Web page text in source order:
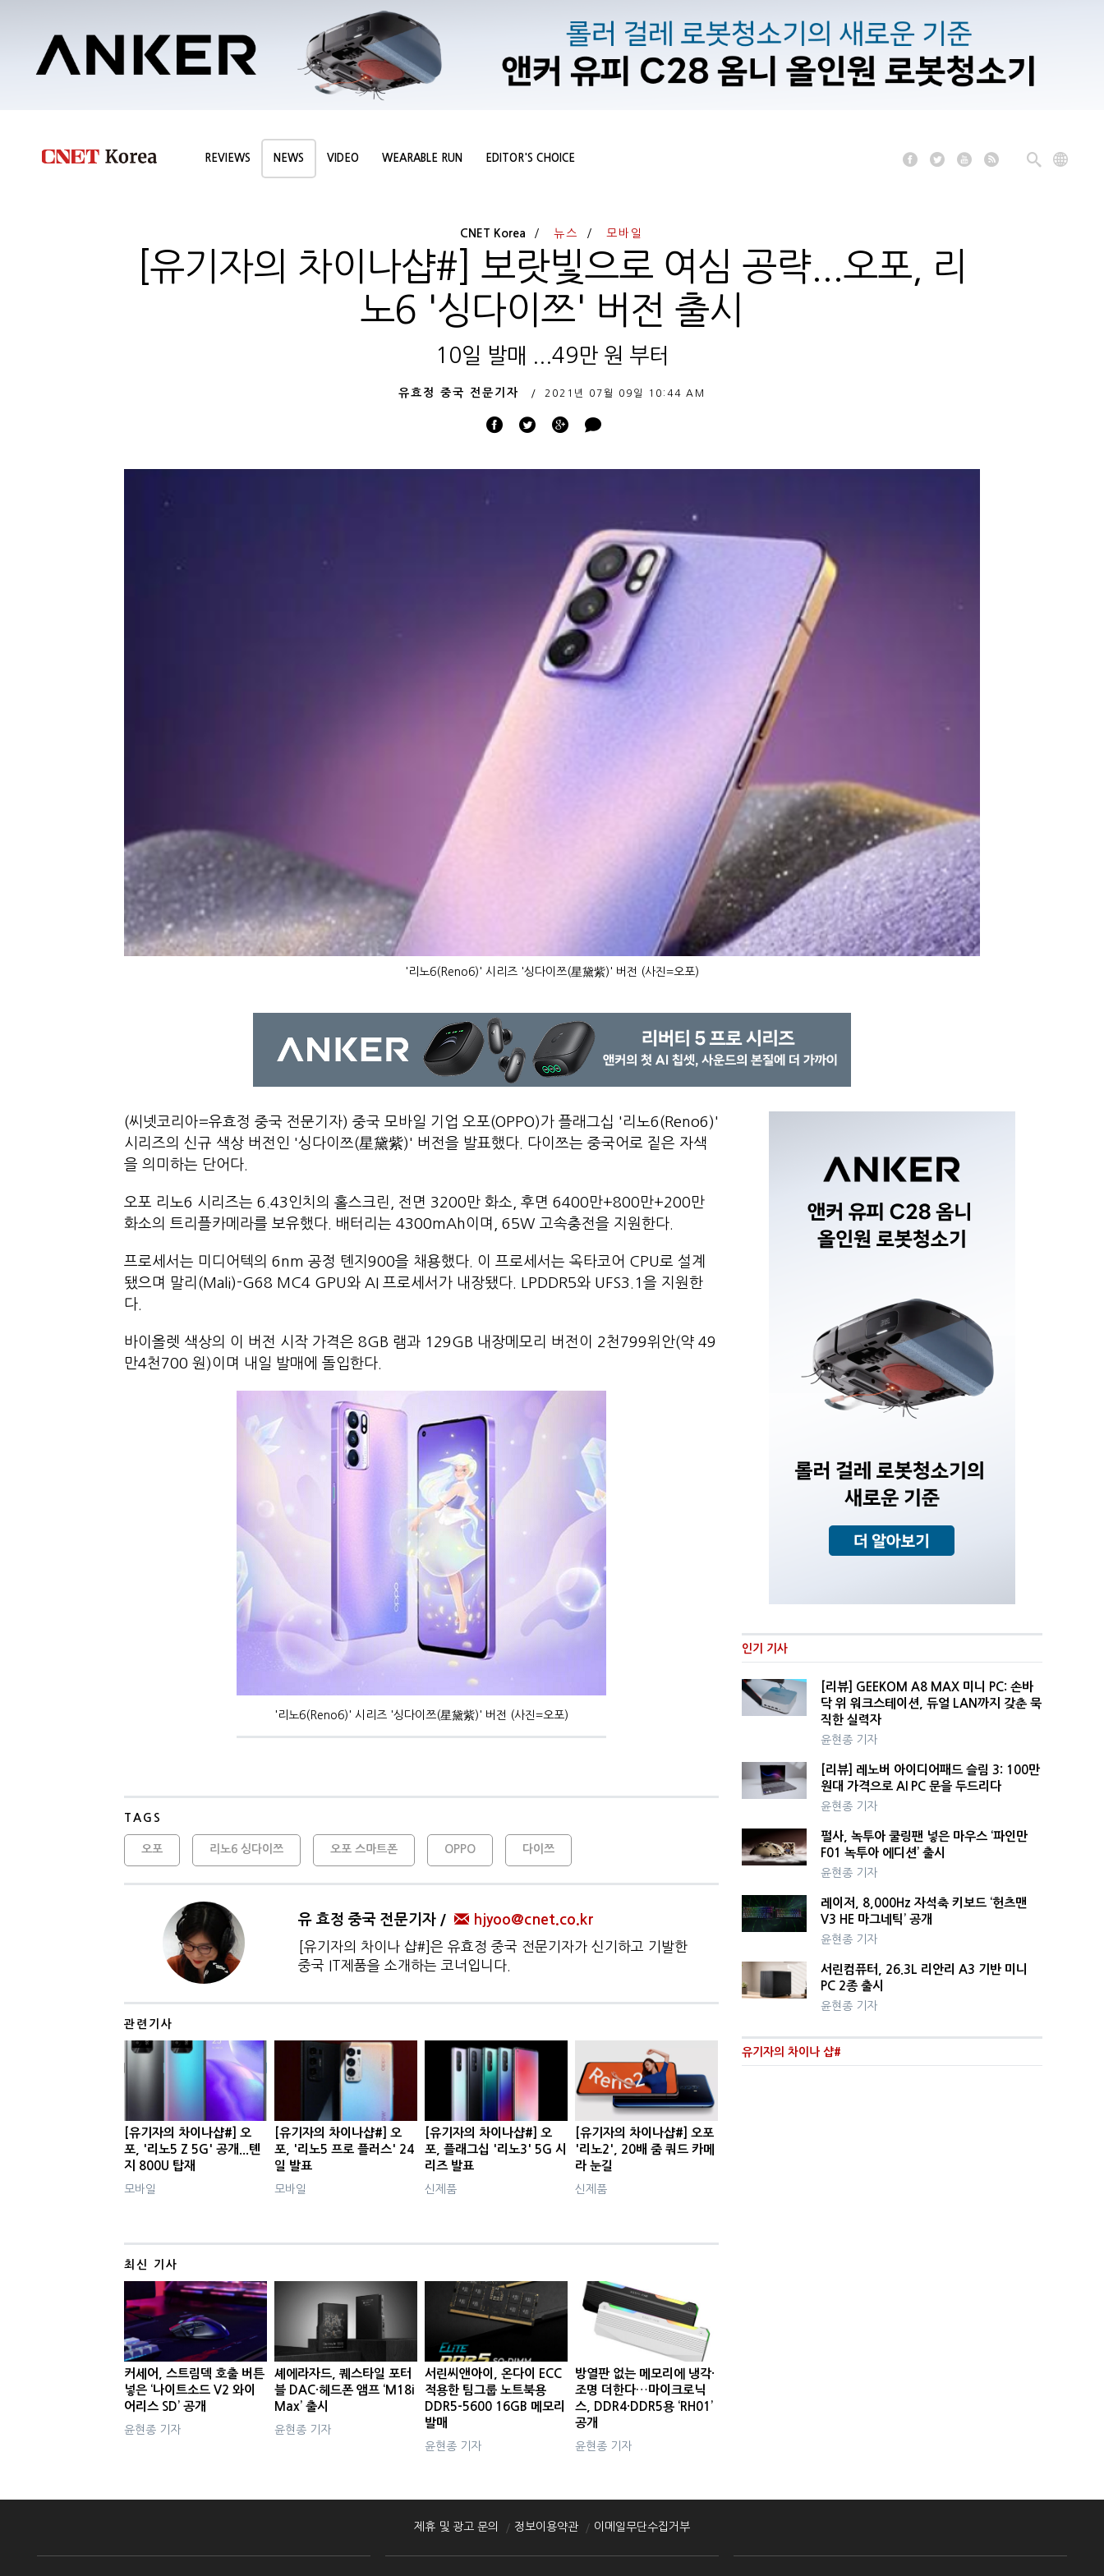
REVIEWS NEWS VIDEO WEARABLE RUN EDITOR'S CHOICE
CNET Korea 뉴스 모바일
[유기자의 차이나샵#] 보랏빛으로 여심 공략...오포, 리
노6 '싱다이쯔' 버전 출시
10일 발매 ...49만 원 부터
유효정 중국 전문기자 2021년 07월 09일 10:44 AM
'리노6(Reno6)' 시리즈 '싱다이쯔(星黛紫)' 버전 (사진=오포)
(씨넷코리아=유효정 중국 전문기자) 중국 모바일 기업 오포(OPPO)가 플래그십 '리노6(Reno6)'
시리즈의 신규 색상 버전인 '싱다이쯔(星黛紫)' 버전을 발표했다. 다이쯔는 중국어로 짙은 자색
을 의미하는 단어다.
오포 리노6 시리즈는 6.43인치의 홀스크린, 전면 3200만 화소, 후면 6400만+800만+200만
화소의 트리플카메라를 보유했다. 배터리는 4300mAh이며, 65W 고속충전을 지원한다.
프로세서는 미디어텍의 6nm 공정 톈지900을 채용했다. 이 프로세서는 옥타코어 CPU로 설계
됐으며 말리(Mali)-G68 MC4 GPU와 AI 프로세서가 내장됐다. LPDDR5와 UFS3.1을 지원한
다.
바이올렛 색상의 이 버전 시작 가격은 8GB 램과 129GB 내장메모리 버전이 2천799위안(약 49
만4천700 원)이며 내일 발매에 돌입한다.
'리노6(Reno6)' 시리즈 '싱다이쯔(星黛紫)' 버전 (사진=오포)
TAGS
오포 리노6 싱다이쯔 오포 스마트폰 OPPO 다이쯔
유 효정 중국 전문기자 hjyoo@cnet.co.kr
[유기자의 차이나 샵#]은 유효정 중국 전문기자가 신기하고 기발한
중국 IT제품을 소개하는 코너입니다.
관련기사
[유기자의 차이나샵#] 오
포, '리노5 Z 5G' 공개...톈
지 800U 탑재
모바일
[유기자의 차이나샵#] 오
포, '리노5 프로 플러스' 24
일 발표
모바일
[유기자의 차이나샵#] 오
포, 플래그십 '리노3' 5G 시
리즈 발표
신제품
[유기자의 차이나샵#] 오포
'리노2', 20배 줌 쿼드 카메
라 눈길
신제품
최신 기사
커세어, 스트림덱 호출 버튼
넣은 ‘나이트소드 V2 와이
어리스 SD’ 공개
윤현종 기자
셰에라자드, 퀘스타일 포터
블 DAC·헤드폰 앰프 ‘M18i
Max’ 출시
윤현종 기자
서린씨앤아이, 온다이 ECC
적용한 팀그룹 노트북용
DDR5-5600 16GB 메모리
발매
윤현종 기자
방열판 없는 메모리에 냉각·
조명 더한다…마이크로닉
스, DDR4·DDR5용 ‘RH01’
공개
윤현종 기자
인기 기사
[리뷰] GEEKOM A8 MAX 미니 PC: 손바
닥 위 워크스테이션, 듀얼 LAN까지 갖춘 묵
직한 실력자
윤현종 기자
[리뷰] 레노버 아이디어패드 슬림 3: 100만
원대 가격으로 AI PC 문을 두드리다
윤현종 기자
펄사, 녹투아 쿨링팬 넣은 마우스 ‘파인만
F01 녹투아 에디션’ 출시
윤현종 기자
레이저, 8,000Hz 자석축 키보드 ‘헌츠맨
V3 HE 마그네틱’ 공개
윤현종 기자
서린컴퓨터, 26.3L 리안리 A3 기반 미니
PC 2종 출시
윤현종 기자
유기자의 차이나 샵#
제휴 및 광고 문의 정보이용약관 이메일무단수집거부